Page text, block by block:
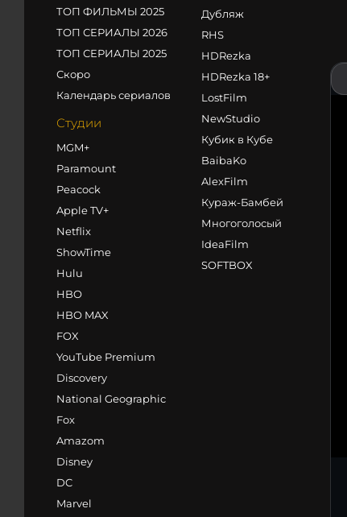
ТОП ФИЛЬМЫ 2025
ТОП СЕРИАЛЫ 2026
ТОП СЕРИАЛЫ 2025
Скоро
Календарь сериалов
Студии
MGM+
Paramount
Peacock
Apple TV+
Netflix
ShowTime
Hulu
HBO
HBO MAX
FOX
YouTube Premium
Discovery
National Geographic
Fox
Amazom
Disney
DC
Marvel
Дубляж
RHS
HDRezka
HDRezka 18+
LostFilm
NewStudio
Кубик в Кубе
BaibaKo
AlexFilm
Кураж-Бамбей
Многоголосый
IdeaFilm
SOFTBOX